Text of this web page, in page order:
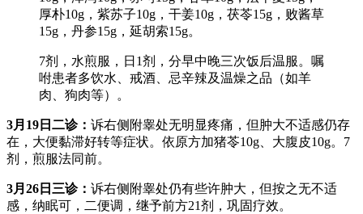
厚朴10g，紫苏子10g，干姜10g，茯苓15g，败酱草
15g，丹参15g，延胡索15g。
7剂，水煎服，日1剂，分早中晚三次饭后温服。嘱
咐患者多饮水、戒酒、忌辛辣及温燥之品（如羊
肉、狗肉等）。
3月19日二诊： 诉右侧附睾处无明显疼痛，但肿大不适感仍存
在，大便黏滞好转等症状。依原方加猪苓10g、大腹皮10g。7
剂，煎服法同前。
3月26日三诊： 诉右侧附睾处仍有些许肿大，但按之无不适
感，纳眠可，二便调，继予前方21剂，巩固疗效。